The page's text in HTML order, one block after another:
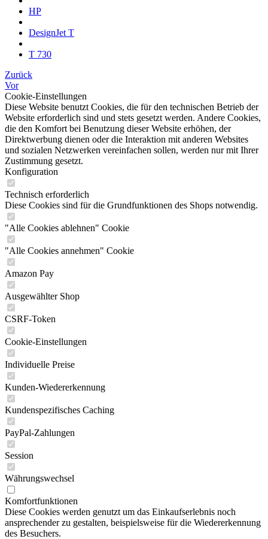
HP
DesignJet T
T 730
Zurück
Vor
Cookie-Einstellungen
Diese Website benutzt Cookies, die für den technischen Betrieb der
Website erforderlich sind und stets gesetzt werden. Andere Cookies,
die den Komfort bei Benutzung dieser Website erhöhen, der
Direktwerbung dienen oder die Interaktion mit anderen Websites
und sozialen Netzwerken vereinfachen sollen, werden nur mit Ihrer
Zustimmung gesetzt.
Konfiguration
Technisch erforderlich
Diese Cookies sind für die Grundfunktionen des Shops notwendig.
"Alle Cookies ablehnen" Cookie
"Alle Cookies annehmen" Cookie
Amazon Pay
Ausgewählter Shop
CSRF-Token
Cookie-Einstellungen
Individuelle Preise
Kunden-Wiedererkennung
Kundenspezifisches Caching
PayPal-Zahlungen
Session
Währungswechsel
Komfortfunktionen
Diese Cookies werden genutzt um das Einkaufserlebnis noch
ansprechender zu gestalten, beispielsweise für die Wiedererkennung
des Besuchers.